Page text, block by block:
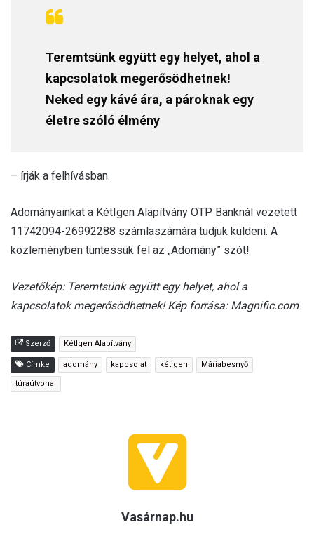
Teremtsünk együtt egy helyet, ahol a
kapcsolatok megerősödhetnek!
Neked egy kávé ára, a pároknak egy
életre szóló élmény
– írják a felhívásban.
Adományainkat a KétIgen Alapítvány OTP Banknál vezetett
11742094-26992288 számlaszámára tudjuk küldeni. A
közleményben tüntessük fel az „Adomány” szót!
Vezetőkép: Teremtsünk együtt egy helyet, ahol a
kapcsolatok megerősödhetnek! Kép forrása: Magnific.com
Szerző KétIgen Alapítvány
Címke adomány kapcsolat kétigen Máriabesnyő
túraútvonal
Vasárnap.hu